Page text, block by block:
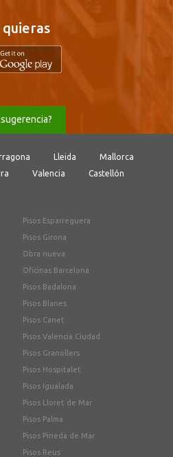
Lleida
Mallorca
Valencia
Castellón
Pisos Esparreguera
Pisos Girona
Obra nueva
Oficinas Barcelona
Pisos Badalona
Pisos Blanes
Pisos Canet
Pisos Valencia Ciudad
Pisos Granollers
Pisos Hospitalet
Pisos Igualada
Pisos Lloret de Mar
Pisos Palma
Pisos Pineda de Mar
Pisos Reus